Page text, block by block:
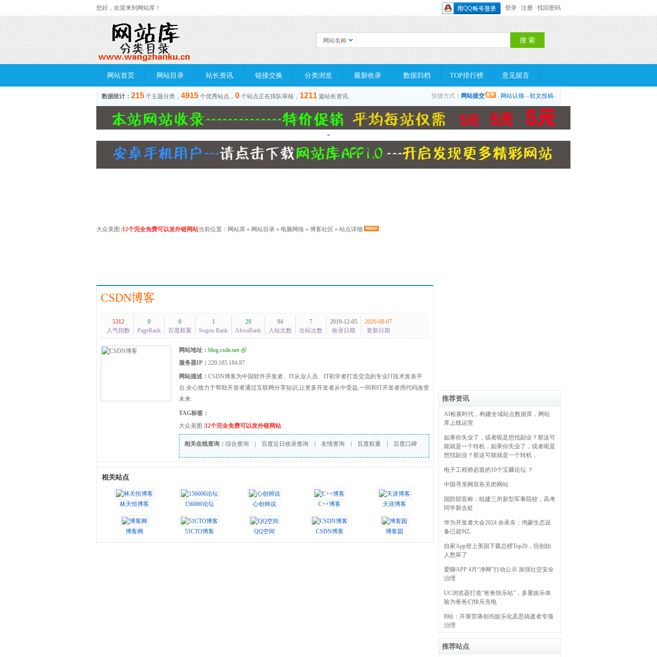
您好，欢迎来到网站库！ / 登录 / 注册 / 找回密码
网站名称
网站首页 网站目录 站长资讯 链接交换 分类浏览 最新收录 数据归档 TOP排行榜 意见留言
数据统计： 215 个主题分类， 4915 个优秀站点， 0 个站点正在排队审核， 1211 篇站长资讯 快捷方式 ： 网站提交 - 网站认领—软文投稿-
*
大众美图 12个完全免费可以发外链网站当前位置： 网站库 » 网站目录 » 电脑网络 » 博客社区 » 站点详细
CSDN博客
5312
人气指数
0
PageRank
0
百度权重
1
Sogou Rank
29
AlexaRank
94
入站次数
7
出站次数
2019-12-05
收录日期
2026-08-07
更新日期
网站地址： blog.csdn.net
服务器IP： 220.185.184.87
网站描述： CSDN博客为中国软件开发者、IT从业人员、IT初学者打造交流的专业IT技术发表平
台,全心致力于帮助开发者通过互联网分享知识,让更多开发者从中受益,一同和IT开发者用代码改变
未来.
TAG标签：
大众美图 12个完全免费可以发外链网站
相关在线查询： 综合查询 百度近日收录查询 友情查询 百度权重 百度口碑
相关站点
林天恒博客 156006论坛 心创帅说 C++博客 天涯博客
博客网 51CTO博客 QQ空间 CSDN博客 博客园
推荐资讯
AI检索时代，构建全域站点数据库，网站
库上线运营
如果你失业了，或者呢是想找副业？那这可
能就是一个转机，如果你失业了，或者呢是
想找副业？那这可能就是一个转机，
电子工程师必逛的10个宝藏论坛 ？
中国寻亲网宣布关闭网站
国防部宣称：组建三所新型军事院校，高考
同学新去处
华为开发者大会2024 余承东：鸿蒙生态设
备已超9亿
自家App登上美国下载总榜Top20，但创始
人愁坏了
爱聊APP 4月“净网”行动公示 加强社交安全
治理
UC浏览器打造“爸爸快乐站”，多重娱乐体
验为爸爸们快乐充电
B站：开展苦痛创伤娱乐化及恶搞逝者专项
治理
推荐站点